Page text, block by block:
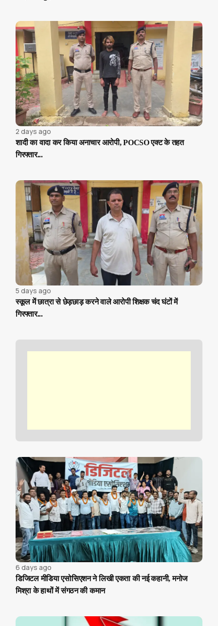
2 days ago
शादी का वादा कर किया अनाचार आरोपी, POCSO एक्ट के तहत
गिरफ्तार...
5 days ago
स्कूल में छात्रा से छेड़छाड़ करने वाले आरोपी शिक्षक चंद घंटों में
गिरफ्तार...
6 days ago
डिजिटल मीडिया एसोसिएशन ने लिखी एकता की नई कहानी, मनोज
मिश्रा के हाथों में संगठन की कमान